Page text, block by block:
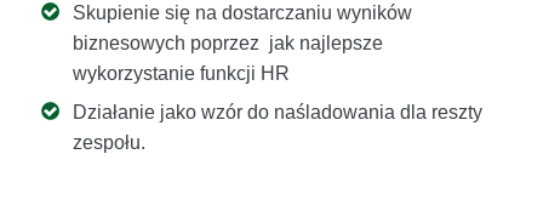
Skupienie się na dostarczaniu wyników
biznesowych poprzez jak najlepsze
wykorzystanie funkcji HR
Działanie jako wzór do naśladowania dla reszty
zespołu.